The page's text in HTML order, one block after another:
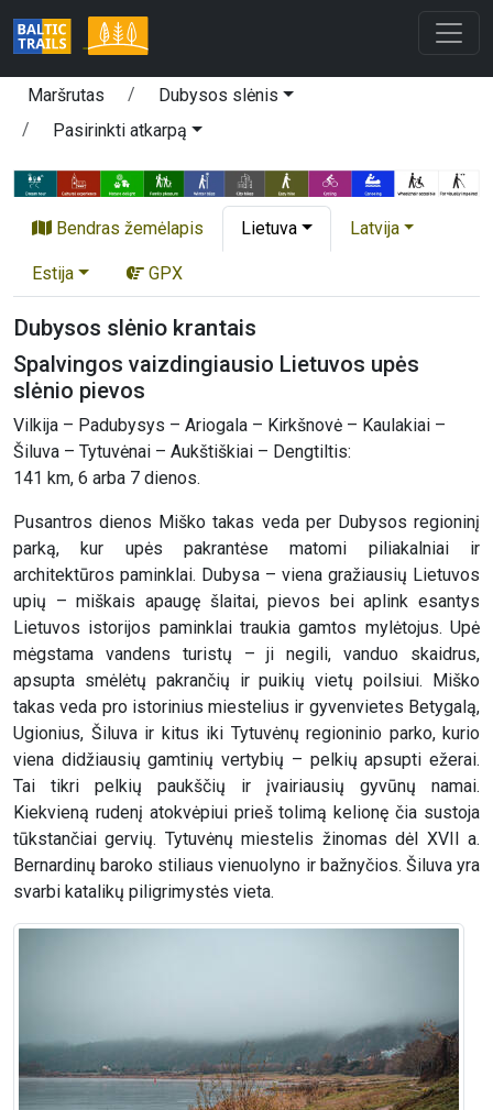
Maršrutas
Dubysos slėnis
Pasirinkti atkarpą
Bendras žemėlapis Lietuva Latvija
Estija GPX
Dubysos slėnio krantais
Spalvingos vaizdingiausio Lietuvos upės
slėnio pievos
Vilkija – Padubysys – Ariogala – Kirkšnovė – Kaulakiai –
Šiluva – Tytuvėnai – Aukštiškiai – Dengtiltis:
141 km, 6 arba 7 dienos.
Pusantros dienos Miško takas veda per Dubysos regioninį
parką, kur upės pakrantėse matomi piliakalniai ir
architektūros paminklai. Dubysa – viena gražiausių Lietuvos
upių – miškais apaugę šlaitai, pievos bei aplink esantys
Lietuvos istorijos paminklai traukia gamtos mylėtojus. Upė
mėgstama vandens turistų – ji negili, vanduo skaidrus,
apsupta smėlėtų pakrančių ir puikių vietų poilsiui. Miško
takas veda pro istorinius miestelius ir gyvenvietes Betygalą,
Ugionius, Šiluva ir kitus iki Tytuvėnų regioninio parko, kurio
viena didžiausių gamtinių vertybių – pelkių apsupti ežerai.
Tai tikri pelkių paukščių ir įvairiausių gyvūnų namai.
Kiekvieną rudenį atokvėpiui prieš tolimą kelionę čia sustoja
tūkstančiai gervių. Tytuvėnų miestelis žinomas dėl XVII a.
Bernardinų baroko stiliaus vienuolyno ir bažnyčios. Šiluva yra
svarbi katalikų piligrimystės vieta.